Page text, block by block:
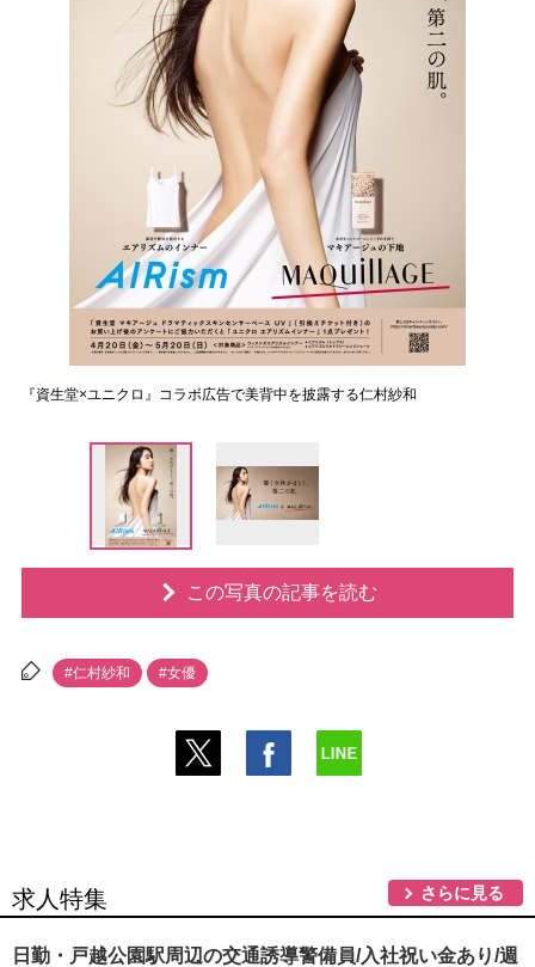
『資生堂×ユニクロ』コラボ広告で美背中を披露する仁村紗和
この写真の記事を読む
#仁村紗和 #女優
求人特集 さらに見る
日勤・戸越公園駅周辺の交通誘導警備員/入社祝い金あり/週